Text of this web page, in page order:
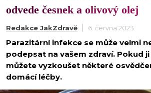
odvede česnek a olivový olej
Redakce JakZdravě 6. června 2023
Parazitární infekce se může velmi
podepsat na vašem zdraví. Pokud
můžete vyzkoušet některé
domácí léčby.